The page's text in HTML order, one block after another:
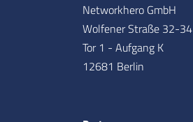
Networkhero GmbH
Wolfener Straße 32-34
Tor 1 - Aufgang K
12681 Berlin